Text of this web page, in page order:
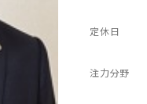
定休日
注力分野